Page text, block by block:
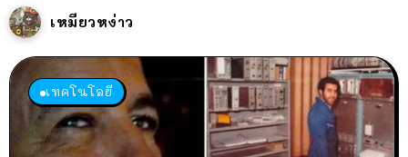
เหมียวหง่าว
เทคโนโลยี